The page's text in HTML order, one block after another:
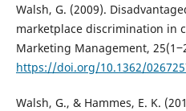
Walsh, G. (2009).
marketplace discrimination in
Marketing Management,
https://doi.org/10.1362/
Walsh, G., & Hammes, E. K.